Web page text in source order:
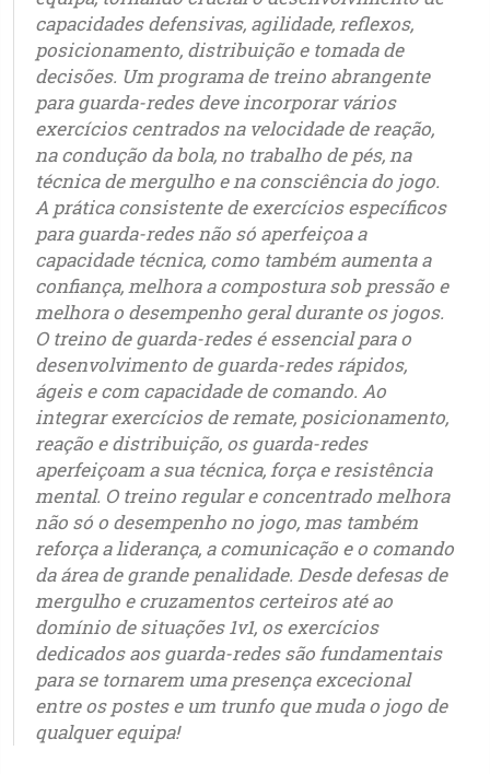
capacidades defensivas, agilidade, reflexos,
posicionamento, distribuição e tomada de
decisões. Um programa de treino abrangente
para guarda-redes deve incorporar vários
exercícios centrados na velocidade de reação,
na condução da bola, no trabalho de pés, na
técnica de mergulho e na consciência do jogo.
A prática consistente de exercícios específicos
para guarda-redes não só aperfeiçoa a
capacidade técnica, como também aumenta a
confiança, melhora a compostura sob pressão e
melhora o desempenho geral durante os jogos.
O treino de guarda-redes é essencial para o
desenvolvimento de guarda-redes rápidos,
ágeis e com capacidade de comando. Ao
integrar exercícios de remate, posicionamento,
reação e distribuição, os guarda-redes
aperfeiçoam a sua técnica, força e resistência
mental. O treino regular e concentrado melhora
não só o desempenho no jogo, mas também
reforça a liderança, a comunicação e o comando
da área de grande penalidade. Desde defesas de
mergulho e cruzamentos certeiros até ao
domínio de situações 1v1, os exercícios
dedicados aos guarda-redes são fundamentais
para se tornarem uma presença excecional
entre os postes e um trunfo que muda o jogo de
qualquer equipa!